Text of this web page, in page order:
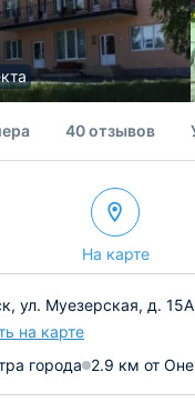
40 отзывов
На карте
ул. Муезерская, д.
на карте
города 2.9 км от